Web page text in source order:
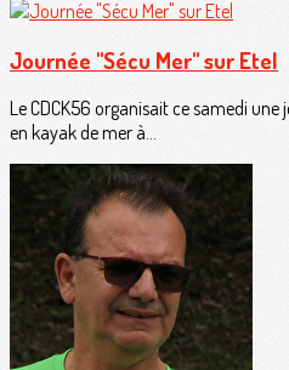
Journée "Sécu Mer" sur Etel
Le CDCK56 organisait ce samedi
en kayak de mer à...